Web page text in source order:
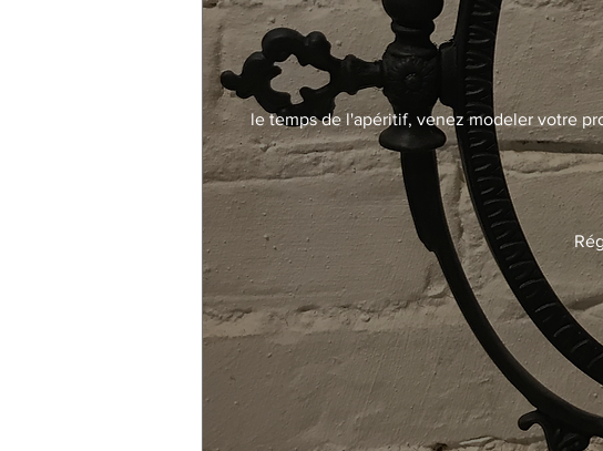
le temps de l'apéritif, venez modeler votre